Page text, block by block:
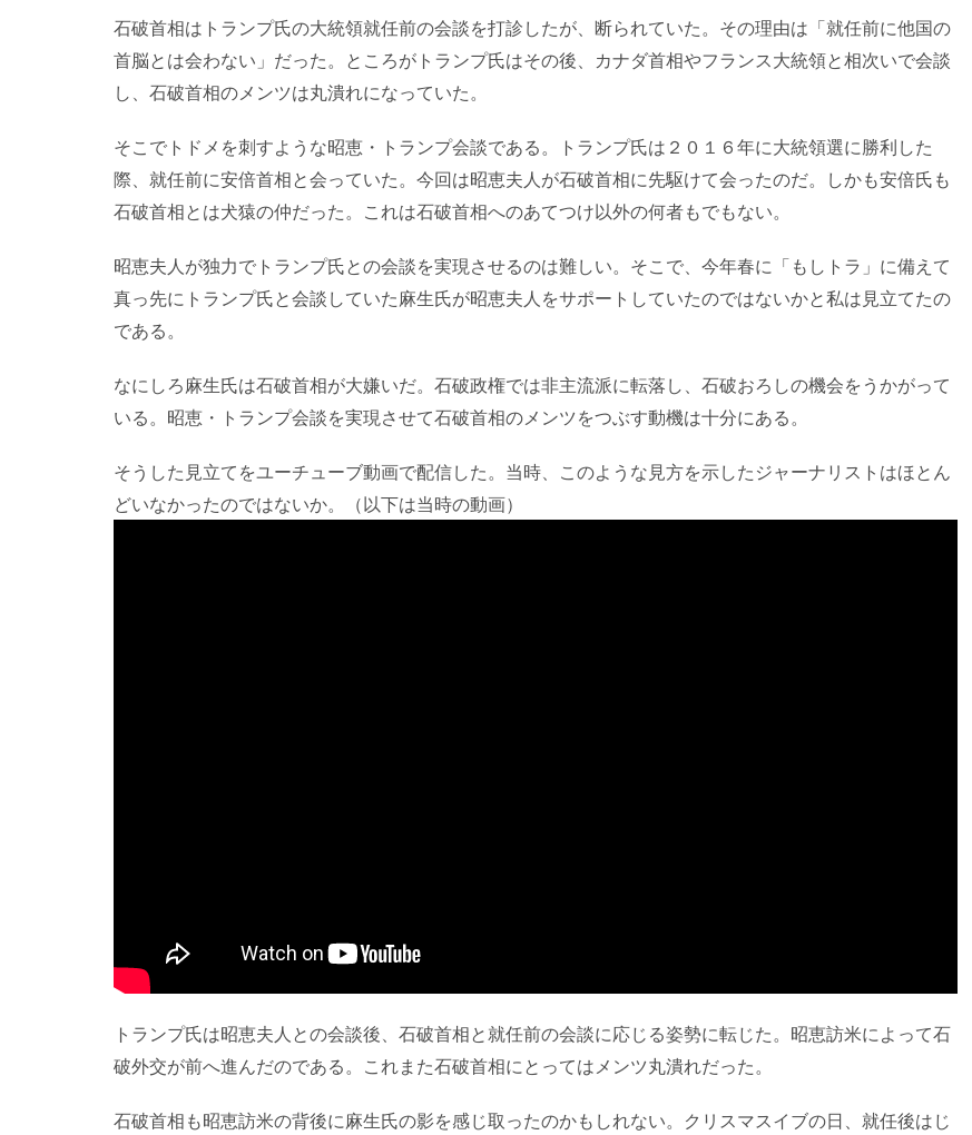
石破首相はトランプ氏の大統領就任前の会談を打診したが、断られていた。その理由は「就任前に他国の
首脳とは会わない」だった。ところがトランプ氏はその後、カナダ首相やフランス大統領と相次いで会談
し、石破首相のメンツは丸潰れになっていた。
そこでトドメを刺すような昭恵・トランプ会談である。トランプ氏は２０１６年に大統領選に勝利した
際、就任前に安倍首相と会っていた。今回は昭恵夫人が石破首相に先駆けて会ったのだ。しかも安倍氏も
石破首相とは犬猿の仲だった。これは石破首相へのあてつけ以外の何者もでもない。
昭恵夫人が独力でトランプ氏との会談を実現させるのは難しい。そこで、今年春に「もしトラ」に備えて
真っ先にトランプ氏と会談していた麻生氏が昭恵夫人をサポートしていたのではないかと私は見立てたの
である。
なにしろ麻生氏は石破首相が大嫌いだ。石破政権では非主流派に転落し、石破おろしの機会をうかがって
いる。昭恵・トランプ会談を実現させて石破首相のメンツをつぶす動機は十分にある。
そうした見立てをユーチューブ動画で配信した。当時、このような見方を示したジャーナリストはほとん
どいなかったのではないか。（以下は当時の動画）
トランプ氏は昭恵夫人との会談後、石破首相と就任前の会談に応じる姿勢に転じた。昭恵訪米によって石
破外交が前へ進んだのである。これまた石破首相にとってはメンツ丸潰れだった。
石破首相も昭恵訪米の背後に麻生氏の影を感じ取ったのかもしれない。クリスマスイブの日、就任後はじ